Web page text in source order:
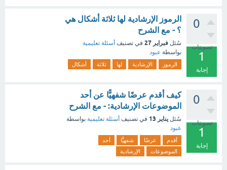
0
تصويتات
1
إجابة
الرموز الإرشادية لها ثلاثة أشكال هي
؟ - مع الشرح
سُئل فبراير 27 في تصنيف أسئلة تعليمية
بواسطة عبود
الرموز الإرشادية لها ثلاثة أشكال
0
تصويتات
1
إجابة
كيف أقدم عرضًا شفهيًّا عن أحد
الموضوعات الإرشادية: - مع الشرح
سُئل يناير 13 في تصنيف أسئلة تعليمية بواسطة
عبود
أقدم عرضًا شفهيًّا
أحد
الموضوعات
الإرشادية